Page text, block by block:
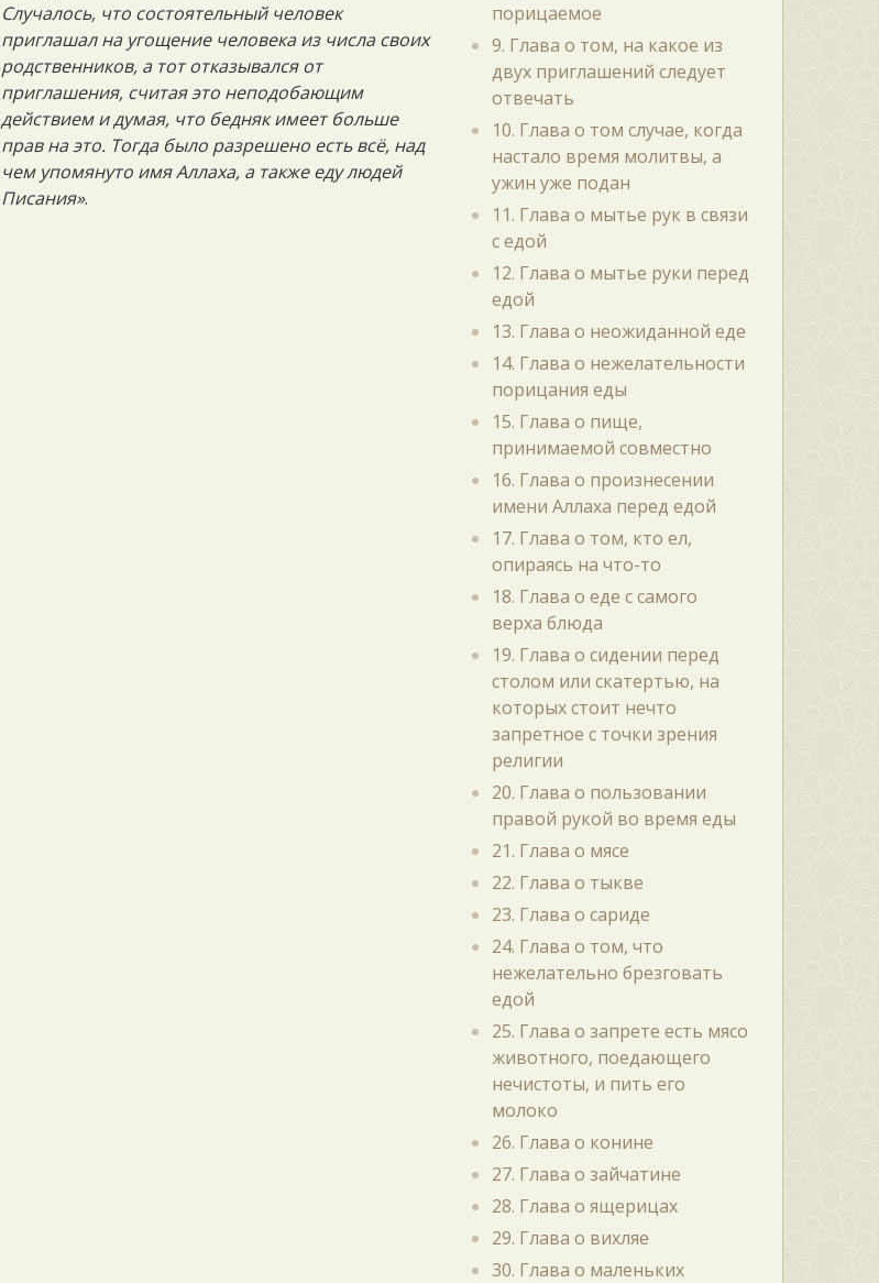
Случалось, что состоятельный человек
приглашал на угощение человека из числа своих
родственников, а тот отказывался от
приглашения, считая это неподобающим
действием и думая, что бедняк имеет больше
прав на это. Тогда было разрешено есть всё, над
чем упомянуто имя Аллаха, а также еду людей
Писания».
порицаемое
9. Глава о том, на какое из
двух приглашений следует
отвечать
10. Глава о том случае, когда
настало время молитвы, а
ужин уже подан
11. Глава о мытье рук в связи
с едой
12. Глава о мытье руки перед
едой
13. Глава о неожиданной еде
14. Глава о нежелательности
порицания еды
15. Глава о пище,
принимаемой совместно
16. Глава о произнесении
имени Аллаха перед едой
17. Глава о том, кто ел,
опираясь на что-то
18. Глава о еде с самого
верха блюда
19. Глава о сидении перед
столом или скатертью, на
которых стоит нечто
запретное с точки зрения
религии
20. Глава о пользовании
правой рукой во время еды
21. Глава о мясе
22. Глава о тыкве
23. Глава о сариде
24. Глава о том, что
нежелательно брезговать
едой
25. Глава о запрете есть мясо
животного, поедающего
нечистоты, и пить его
молоко
26. Глава о конине
27. Глава о зайчатине
28. Глава о ящерицах
29. Глава о вихляе
30. Глава о маленьких